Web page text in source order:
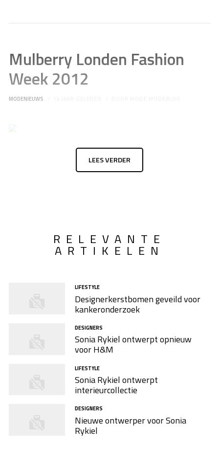
Mulberry Londen Fashion
Week 2012
MODENIEUWS
LEES VERDER
RELEVANTE
ARTIKELEN
LIFESTYLE
Designerkerstbomen geveild voor
kankeronderzoek
DESIGNERS
Sonia Rykiel ontwerpt opnieuw
voor H&M
LIFESTYLE
Sonia Rykiel ontwerpt
interieurcollectie
DESIGNERS
Nieuwe ontwerper voor Sonia
Rykiel